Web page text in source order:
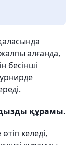
алғанда,
бесінші
құрамы.
келеді,